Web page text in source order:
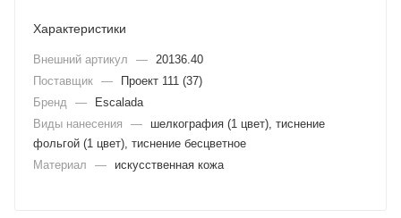
Характеристики
Внешний артикул —
20136.40
Поставщик —
Проект 111 (37)
Бренд
—
Escalada
Виды нанесения
—
шелкография (1 цвет), тиснение
фольгой (1 цвет), тиснение бесцветное
Материал
— искусственная кожа